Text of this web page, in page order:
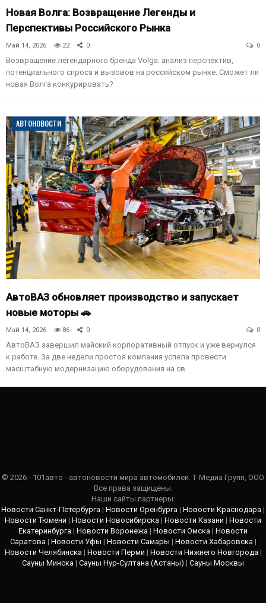
Новая Волга: Возвращение Легенды и
Перспективы Российского Рынка
Май 14, 2026 22 0 0
Возвращение легендарного бренда Volga: анализ перспектив,
потенциального спроса и вызовов на российском рынке. Сможет ли
новая Волга конкурировать?
АВТОНОВОСТИ
АвтоВАЗ обновляет производство и запускает
новые моторы 🚗
Май 14, 2026 86 0 0
АвтоВАЗ завершил майский корпоративный отпуск и уже вернулся
к работе. За две недели простоя компания успела провести
масштабную модернизацию оборудования на св
© 2026 - 101авто - автоновости мира автомобилей. Т-Медиа Групп, ООО
Все права защищены.
Наши сайты партнеры:
Новости Санкт-Петербурга | Новости Оренбурга | Новости Краснодара |
Новости Тюмени | Новости Новосибирска | Новости Казани | Новости
Екатеринбурга | Новости Воронежа | Новости Омска | Новости
Саратова| Новости Уфы | Новости Самары | Новости Хабаровска|
Новости Челябинска| Новости Перми | Новости Нижнего Новгорода|
Сауны Минска | Сауны Нур-Султана (Астаны) | Сауны Москвы